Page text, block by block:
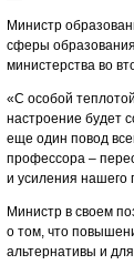
Министр
сферы
министерства во
«С особой
настроение будет
еще один повод
профессора –
и усиления нашего
Министр в своем
о том, что
альтернативы и